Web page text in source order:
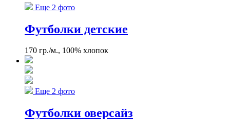
Еще 2 фото
Футболки детские
170 гр./м., 100% хлопок
Еще 2 фото
Футболки оверсайз